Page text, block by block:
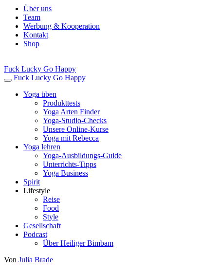
Über uns
Team
Werbung & Kooperation
Kontakt
Shop
Fuck Lucky Go Happy
Fuck Lucky Go Happy
Yoga üben
Produkttests
Yoga Arten Finder
Yoga-Studio-Checks
Unsere Online-Kurse
Yoga mit Rebecca
Yoga lehren
Yoga-Ausbildungs-Guide
Unterrichts-Tipps
Yoga Business
Spirit
Lifestyle
Reise
Food
Style
Gesellschaft
Podcast
Über Heiliger Bimbam
Von Julia Brade